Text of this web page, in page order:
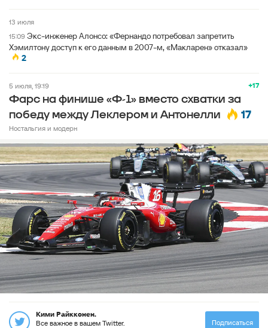
13 июля
15:09 Экс-инженер Алонсо: «Фернандо потребовал запретить
Хэмилтону доступ к его данным в 2007-м, «Макларен» отказал»
2
+17
5 июля, 19:19
Фарс на финише «Ф-1» вместо схватки за
победу между Леклером и Антонелли
17
Ностальгия и модерн
Подписаться
Кими Райкконен.
Все важное в вашем Twitter.